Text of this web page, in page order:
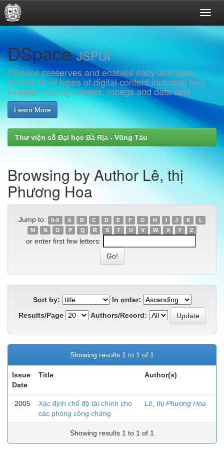
navigation
DSpaceJSPUI
DSpace preserves and enables easy and open
access to all types of digital content including text,
images, moving images, mpegs and data sets
Learn More
Thư viện số Đại học Bà Rịa - Vũng Tàu
Browsing by Author Lê, thị
Phương Hoa
Jump to: 0-9 A B C D E F G H I J K
L
M
N O P Q R S T U V W X Y Z
or enter first few letters:
Sort by:
In order:
Results/Page
Authors/Record:
Showing results 1 to 1 of 1
Issue
Date
Title Author(s)
2005
Xác định chế độ tài chính cho
các phòng công chứng
Lê, thị Phương Hoa
Showing results 1 to 1 of 1